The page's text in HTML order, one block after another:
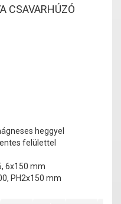
CSAVARHÚZÓ
heggyel
felülettel
6x150 mm
PH2x150 mm